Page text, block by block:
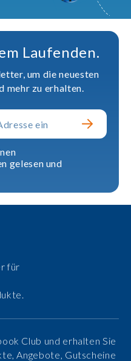
Laufenden.
um die neuesten
mehr zu erhalten.
gelesen und
für
Club und erhalten Sie
Angebote, Gutscheine